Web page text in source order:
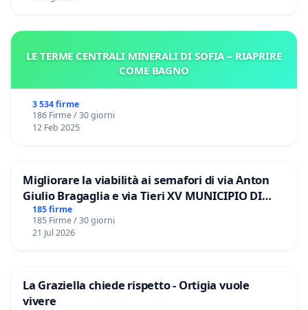
LE TERME CENTRALI MINERALI DI SOFIA – RIAPRIRE
COME BAGNO
3 534 firme
186 Firme / 30 giorni
12 Feb 2025
Migliorare la viabilità ai semafori di via Anton
Giulio Bragaglia e via Tieri XV MUNICIPIO DI
ROMA
185 firme
185 Firme / 30 giorni
21 Jul 2026
La Graziella chiede rispetto - Ortigia vuole
vivere